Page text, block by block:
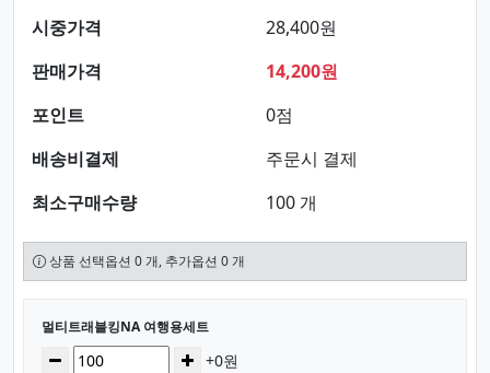
시중가격
28,400원
판매가격
14,200원
포인트
0점
배송비결제
주문시 결제
최소구매수량
100 개
상품 선택옵션 0 개, 추가옵션 0 개
선택된 옵션
멀티트래블킹NA 여행용세트
수량감소 증가+0원